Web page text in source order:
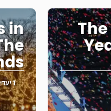
in
1 יעדים